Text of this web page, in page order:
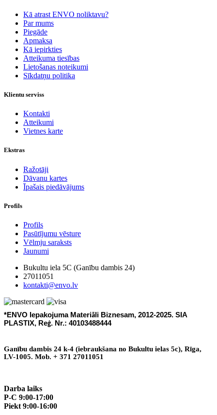
Kā atrast ENVO noliktavu?
Par mums
Piegāde
Apmaksa
Kā iepirkties
Atteikuma tiesības
Lietošanas noteikumi
Sīkdatņu politika
Klientu serviss
Kontakti
Atteikumi
Vietnes karte
Ekstras
Ražotāji
Dāvanu kartes
Īpašais piedāvājums
Profils
Profils
Pasūtījumu vēsture
Vēlmju saraksts
Jaunumi
Bukultu iela 5C (Ganību dambis 24)
27011051
kontakti@envo.lv
*ENVO Iepakojuma Materiā li Biznesam, 2012-2025. SIA
PLASTIX, Reģ. Nr.: 40103488444
Ganību dambis 24 k-4 (iebraukšana no Bukultu ielas 5c), Rīga,
LV-1005. Mob. + 371 27011051
Darba laiks
P-C 9:00-17:00
Piekt 9:00-16:00